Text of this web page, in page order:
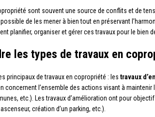
sont souvent une source de conflits et de
de les mener à bien tout en préservant
planifier, organiser et gérer ces travaux pour le bien
les types de travaux en
principaux de travaux en copropriété : les travaux
concernent l’ensemble des actions visant à
etc.). Les travaux d’amélioration ont pour
création d’un parking, etc.).